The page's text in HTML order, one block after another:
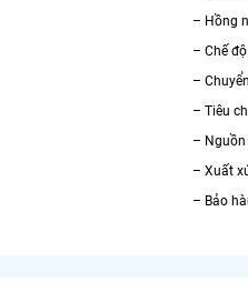
– Hồng
– Chế
–
– Tiêu
– Nguồn
– Xuất
– Bảo